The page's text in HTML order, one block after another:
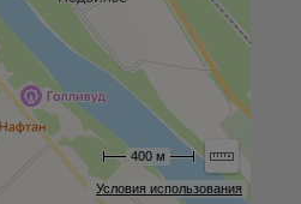
Условия использования
400 м